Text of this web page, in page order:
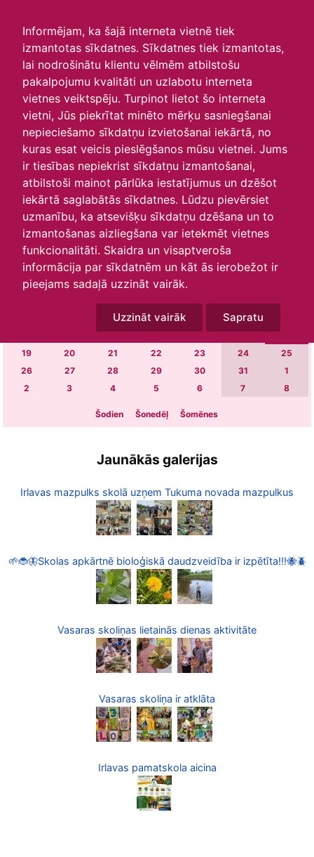
Informējam, ka šajā interneta vietnē tiek
izmantotas sīkdatnes. Sīkdatnes tiek izmantotas,
lai nodrošinātu klientu vēlmēm atbilstošu
pakalpojumu kvalitāti un uzlabotu interneta
vietnes veiktspēju. Turpinot lietot šo interneta
vietni, Jūs piekrītat minēto mērķu sasniegšanai
nepieciešamo sīkdatņu izvietošanai iekārtā, no
kuras esat veicis pieslēgšanos mūsu vietnei. Jums
ir tiesības nepiekrist sīkdatņu izmantošanai,
atbilstoši mainot pārlūka iestatījumus un dzēšot
iekārtā saglabātās sīkdatnes. Lūdzu pievērsiet
uzmanību, ka atsevišķu sīkdatņu dzēšana un to
izmantošanas aizliegšana var ietekmēt vietnes
funkcionalitāti. Skaidra un visaptveroša
informācija par sīkdatnēm un kāt ās ierobežot ir
pieejams sadaļā uzzināt vairāk.
Uzzināt vairāk Sapratu
Skats :
Aktuālie
Šodien Šonedēļ
Šomēnes
Arhīvs
O T S
7 8 10
14 15 16 17
19
20 21 22 23 24
25
26
27 28 29 30 31
1
2
3 4 5 6 7 8
Šodien Šonedēļ Šomēnes
Jaunākās galerijas
Irlavas mazpulks skolā uzņem Tukuma novada mazpulkus
🌱🐞🦋Skolas apkārtnē bioloģiskā daudzveidība ir izpētīta!!!🐝🪲
Vasaras skoliņas lietainās dienas aktivitāte
Vasaras skoliņa ir atklāta
Irlavas pamatskola aicina